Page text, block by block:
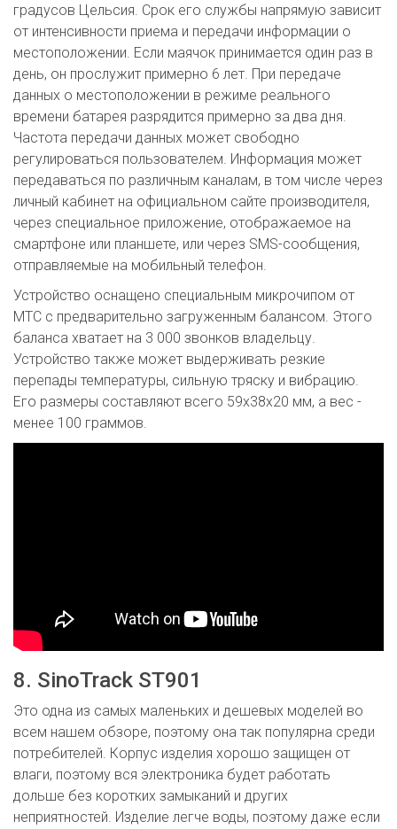
градусов Цельсия. Срок его службы напрямую зависит
от интенсивности приема и передачи информации о
местоположении. Если маячок принимается один раз в
день, он прослужит примерно 6 лет. При передаче
данных о местоположении в режиме реального
времени батарея разрядится примерно за два дня.
Частота передачи данных может свободно
регулироваться пользователем. Информация может
передаваться по различным каналам, в том числе через
личный кабинет на официальном сайте производителя,
через специальное приложение, отображаемое на
смартфоне или планшете, или через SMS-сообщения,
отправляемые на мобильный телефон.
Устройство оснащено специальным микрочипом от
МТС с предварительно загруженным балансом. Этого
баланса хватает на 3 000 звонков владельцу.
Устройство также может выдерживать резкие
перепады температуры, сильную тряску и вибрацию.
Его размеры составляют всего 59x38x20 мм, а вес -
менее 100 граммов.
8. SinoTrack ST901
Это одна из самых маленьких и дешевых моделей во
всем нашем обзоре, поэтому она так популярна среди
потребителей. Корпус изделия хорошо защищен от
влаги, поэтому вся электроника будет работать
дольше без коротких замыканий и других
неприятностей. Изделие легче воды, поэтому даже если